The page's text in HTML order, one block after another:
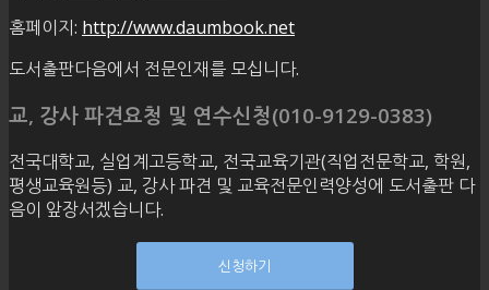
홈페이지: http://www.daumbook.net
도서출판다음에서 전문인재를 모십니다.
교, 강사 파견요청 및 연수신청(010-9129-0383)
전국대학교, 실업계고등학교, 전국교육기관(직업전문학교, 학원,
평생교육원등) 교, 강사 파견 및 교육전문인력양성에 도서출판 다
음이 앞장서겠습니다.
신청하기